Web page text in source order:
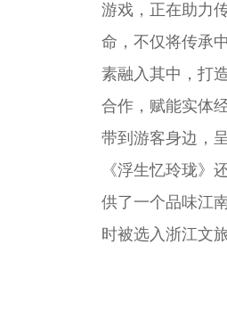
游戏，正在助力
命，不仅将传承
素融入其中，打
合作，赋能实体
带到游客身边，
《浮生忆玲珑》
供了一个品味江
时被选入浙江文